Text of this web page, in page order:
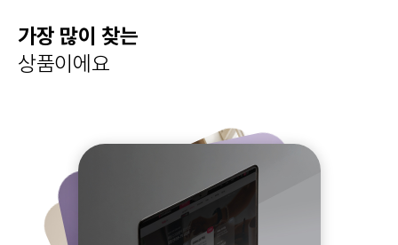
가장 많이 찾는
상품이에요